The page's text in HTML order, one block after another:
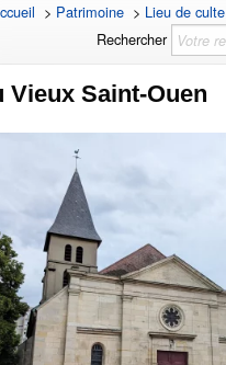
> Patrimoine > Lieu de culte
Rechercher
Vieux Saint-Ouen